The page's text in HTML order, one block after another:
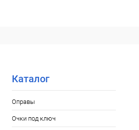
Каталог
Оправы
Очки под ключ